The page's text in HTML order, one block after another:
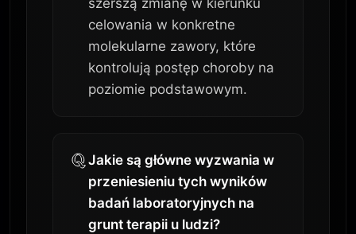
szerszą zmianę w kierunku
celowania w konkretne
molekularne zawory, które
kontrolują postęp choroby na
poziomie podstawowym.
Jakie są główne wyzwania w
przeniesieniu tych wyników
badań laboratoryjnych na
grunt terapii u ludzi?